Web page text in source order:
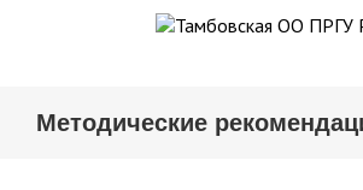
Методические